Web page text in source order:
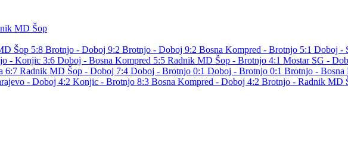
MD Šop
Šop 5:8 Brotnjo - Doboj 9:2 Brotnjo - Doboj 9:2 Bosna Kompred - Brotnjo 5:1 Doboj -
- Konjic 3:6 Doboj - Bosna Kompred 5:5 Radnik MD Šop - Brotnjo 4:1 Mostar SG -
6:7 Radnik MD Šop - Doboj 7:4 Doboj - Brotnjo 0:1 Doboj - Brotnjo 0:1 Brotnjo - Bosna
- Doboj 4:2 Konjic - Brotnjo 8:3 Bosna Kompred - Doboj 4:2 Brotnjo - Radnik MD